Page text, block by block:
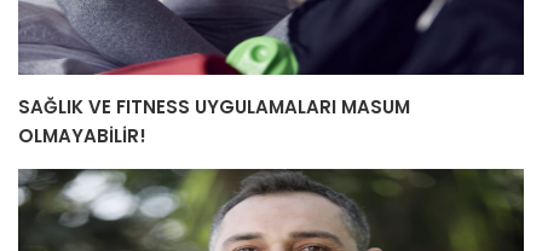
SAĞLIK VE FITNESS UYGULAMALARI MASUM
OLMAYABİLİR!